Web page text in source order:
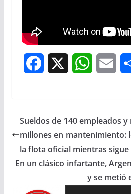
e
o
W
t
s
A
p
i
Sueldos de 140 empleados y
millones en mantenimiento:
la flota oficial mientras sigue
En un clásico infartante,
y se metió